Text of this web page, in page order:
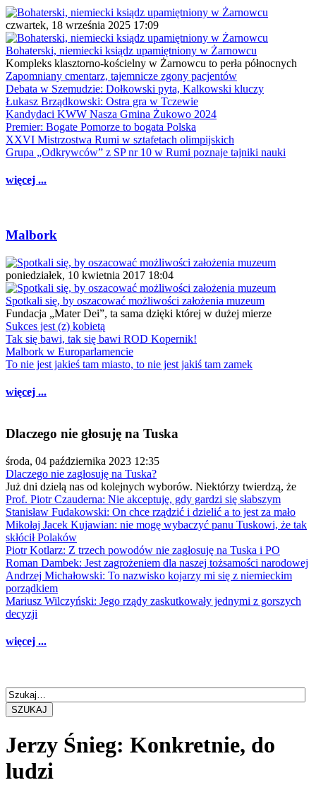
czwartek, 18 września 2025 17:09
Bohaterski, niemiecki ksiądz upamiętniony w Żarnowcu
Kompleks klasztorno-kościelny w Żarnowcu to perła północnych
Zapomniany cmentarz, tajemnicze zgony pacjentów
Debata w Szemudzie: Dołkowski pyta, Kalkowski kluczy
Łukasz Brządkowski: Ostra gra w Tczewie
Kandydaci KWW Nasza Gmina Żukowo 2024
Premier: Bogate Pomorze to bogata Polska
XXVI Mistrzostwa Rumi w sztafetach olimpijskich
Grupa „Odkrywców” z SP nr 10 w Rumi poznaje tajniki nauki
więcej ...
Malbork
poniedziałek, 10 kwietnia 2017 18:04
Spotkali się, by oszacować możliwości założenia muzeum
Fundacja „Mater Dei”, ta sama dzięki której w dużej mierze
Sukces jest (z) kobietą
Tak się bawi, tak się bawi ROD Kopernik!
Malbork w Europarlamencie
To nie jest jakieś tam miasto, to nie jest jakiś tam zamek
więcej ...
Dlaczego nie głosuję na Tuska
środa, 04 października 2023 12:35
Dlaczego nie zagłosuję na Tuska?
Już dni dzielą nas od kolejnych wyborów. Niektórzy twierdzą, że
Prof. Piotr Czauderna: Nie akceptuję, gdy gardzi się słabszym
Stanisław Fudakowski: On chce rządzić i dzielić a to jest za mało
Mikołaj Jacek Kujawian: nie mogę wybaczyć panu Tuskowi, że tak
skłócił Polaków
Piotr Kotlarz: Z trzech powodów nie zagłosuję na Tuska i PO
Roman Dambek: Jest zagrożeniem dla naszej tożsamości narodowej
Andrzej Michałowski: To nazwisko kojarzy mi się z niemieckim
porządkiem
Mariusz Wilczyński: Jego rządy zaskutkowały jednymi z gorszych
decyzji
więcej ...
SZUKAJ
Jerzy Śnieg: Konkretnie, do
ludzi